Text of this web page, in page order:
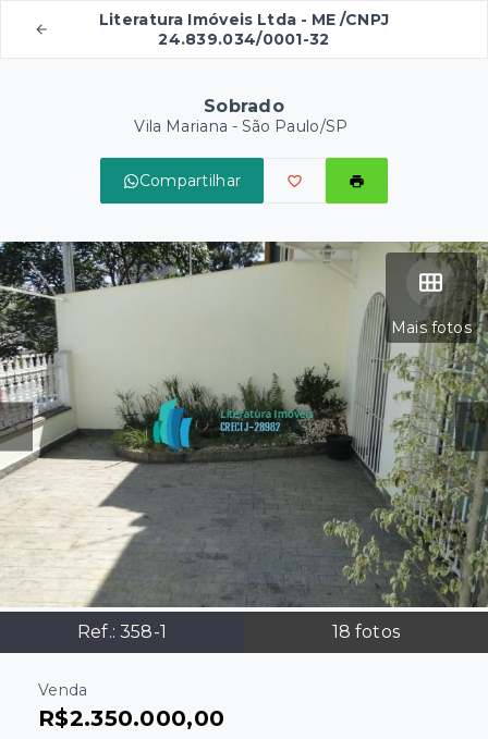
Literatura Imóveis Ltda - ME /CNPJ
24.839.034/0001-32
Sobrado
Vila Mariana - São Paulo/SP
Compartilhar
Mais fotos
Ref.: 358-1 18 fotos
Venda
R$2.350.000,00